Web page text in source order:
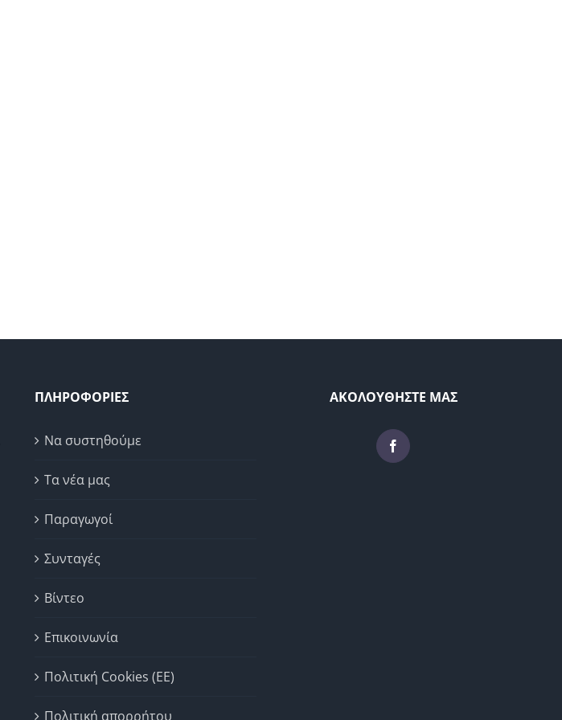
ΠΛΗΡΟΦΟΡΙΕΣ
Να συστηθούμε
Τα νέα μας
Παραγωγοί
Συνταγές
Βίντεο
Επικοινωνία
Πολιτική Cookies (ΕΕ)
Πολιτική απορρήτου
ΑΚΟΛΟΥΘΗΣΤΕ ΜΑΣ